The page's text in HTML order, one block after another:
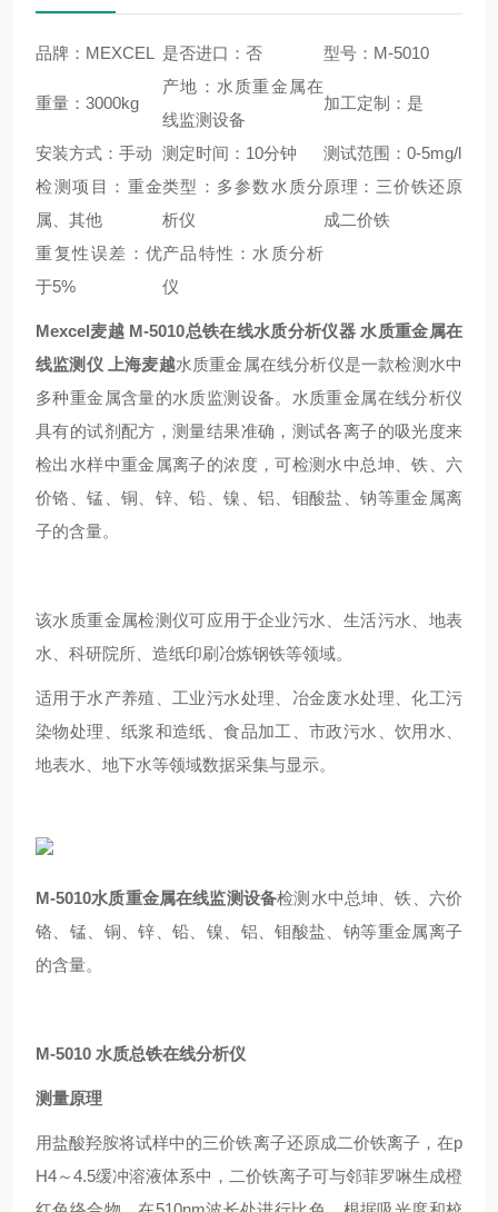
品牌：MEXCEL 是否进口：否 型号：M-5010
重量：3000kg
产地：水质重金属在
线监测设备
加工定制：是
安装方式：手动 测定时间：10分钟
测试范围：0-5mg/l
检测项目：重金
属、其他
类型：多参数水质分
析仪
原理：三价铁还原
成二价铁
重复性误差：优
于5%
产品特性：水质分析
仪
Mexcel麦越 M-5010总铁在线水质分析仪器 水质重金属在
线监测仪 上海麦越水质重金属在线分析仪是一款检测水中
多种重金属含量的水质监测设备。水质重金属在线分析仪
具有的试剂配方，测量结果准确，测试各离子的吸光度来
检出水样中重金属离子的浓度，可检测水中总坤、铁、六
价铬、锰、铜、锌、铅、镍、铝、钼酸盐、钠等重金属离
子的含量。
该水质重金属检测仪可应用于企业污水、生活污水、地表
水、科研院所、造纸印刷冶炼钢铁等领域。
适用于水产养殖、工业污水处理、冶金废水处理、化工污
染物处理、纸浆和造纸、食品加工、市政污水、饮用水、
地表水、地下水等领域数据采集与显示。
M-5010水质重金属在线监测设备检测水中总坤、铁、六价
铬、锰、铜、锌、铅、镍、铝、钼酸盐、钠等重金属离子
的含量。
M-5010 水质总铁在线分析仪
测量原理
用盐酸羟胺将试样中的三价铁离子还原成二价铁离子，在p
H4～4.5缓冲溶液体系中，二价铁离子可与邻菲罗啉生成橙